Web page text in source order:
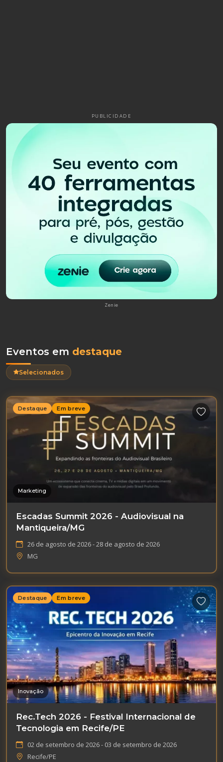
PUBLICIDADE
Zenie
Eventos em destaque
Selecionados
Destaque Em breve
Marketing
Escadas Summit 2026 - Audiovisual na
Mantiqueira/MG
26 de agosto de 2026 - 28 de agosto de 2026
MG
Destaque Em breve
Inovação
Rec.Tech 2026 - Festival Internacional de
Tecnologia em Recife/PE
02 de setembro de 2026 - 03 de setembro de 2026
Recife/PE